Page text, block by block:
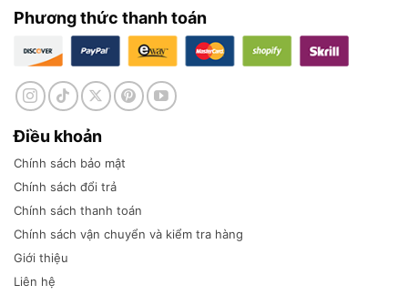
Phương thức thanh toán
Điều khoản
Chính sách bảo mật
Chính sách đổi trả
Chính sách thanh toán
Chính sách vận chuyển và kiểm tra hàng
Giới thiệu
Liên hệ